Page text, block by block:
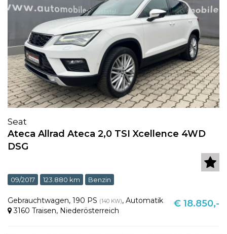
Seat
Ateca Allrad Ateca 2,0 TSI Xcellence 4WD
DSG
09/2017 123.880 km Benzin
Gebrauchtwagen, 190 PS (140 KW), Automatik
3160 Traisen, Niederösterreich
€ 18.850,-